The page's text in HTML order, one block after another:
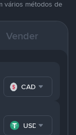
vários métodos de
Vender
CAD
USDT